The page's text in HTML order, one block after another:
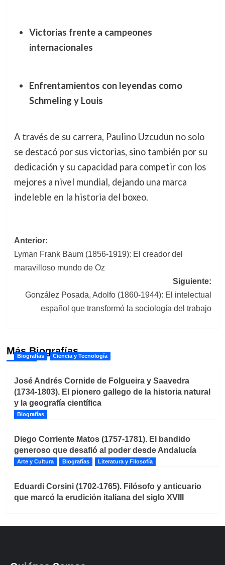
Victorias frente a campeones
internacionales
Enfrentamientos con leyendas como
Schmeling y Louis
A través de su carrera, Paulino Uzcudun no solo
se destacó por sus victorias, sino también por su
dedicación y su capacidad para competir con los
mejores a nivel mundial, dejando una marca
indeleble en la historia del boxeo.
Navegación
de
Anterior:
Lyman Frank Baum (1856-1919): El creador del
maravilloso mundo de Oz
Siguiente:
González Posada, Adolfo (1860-1944): El intelectual
español que transformó la sociología del trabajo
Más Biografías
Biografías Ciencia y Tecnología
José Andrés Cornide de Folgueira y Saavedra
(1734-1803). El pionero gallego de la historia natural
y la geografía científica
Biografías
Diego Corriente Matos (1757-1781). El bandido
generoso que desafió al poder desde Andalucía
Arte y Cultura Biografías Literatura y Filosofía
Eduardi Corsini (1702-1765). Filósofo y anticuario
que marcó la erudición italiana del siglo XVIII